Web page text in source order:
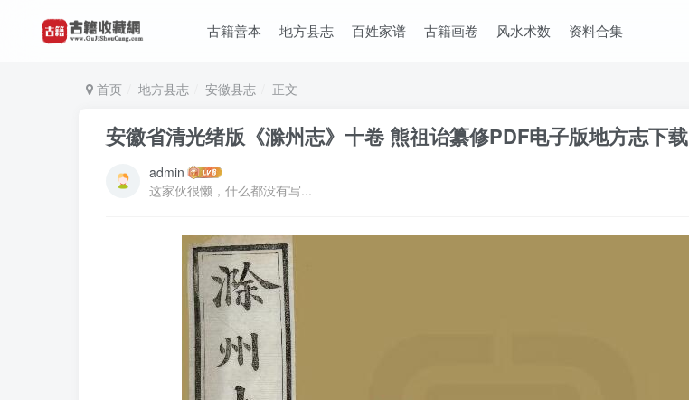
古籍善本 地方县志 百姓家谱 古籍画卷 风水术数 资料合集
首页 地方县志 安徽县志 正文
安徽省清光绪版《滁州志》十卷 熊祖诒纂修PDF电子版地方志下载
admin
这家伙很懒，什么都没有写...